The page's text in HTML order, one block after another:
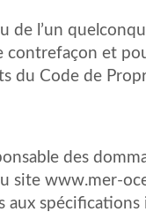
l’un
contrefaçon et
du Code de
des
site www.mer-
aux